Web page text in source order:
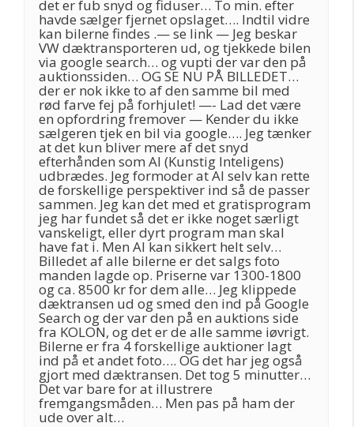
det er fub snyd og fiduser… To min. efter
havde sælger fjernet opslaget…. Indtil vidre
kan bilerne findes .— se link — Jeg beskar
VW dæktransporteren ud, og tjekkede bilen
via google search… og vupti der var den på
auktionssiden… OG SE NU PÅ BILLEDET…
der er nok ikke to af den samme bil med
rød farve fej på forhjulet! —- Lad det være
en opfordring fremover — Kender du ikke
sælgeren tjek en bil via google…. Jeg tænker
at det kun bliver mere af det snyd
efterhånden som AI (Kunstig Inteligens)
udbrædes. Jeg formoder at AI selv kan rette
de forskellige perspektiver ind så de passer
sammen. Jeg kan det med et gratisprogram
jeg har fundet så det er ikke noget særligt
vanskeligt, eller dyrt program man skal
have fat i. Men AI kan sikkert helt selv…
Billedet af alle bilerne er det salgs foto
manden lagde op. Priserne var 1300-1800
og ca. 8500 kr for dem alle… Jeg klippede
dæktransen ud og smed den ind på Google
Search og der var den på en auktions side
fra KOLON, og det er de alle samme iøvrigt.
Bilerne er fra 4 forskellige auktioner lagt
ind på et andet foto…. OG det har jeg også
gjort med dæktransen. Det tog 5 minutter…
Det var bare for at illustrere
fremgangsmåden… Men pas på ham der
ude over alt…